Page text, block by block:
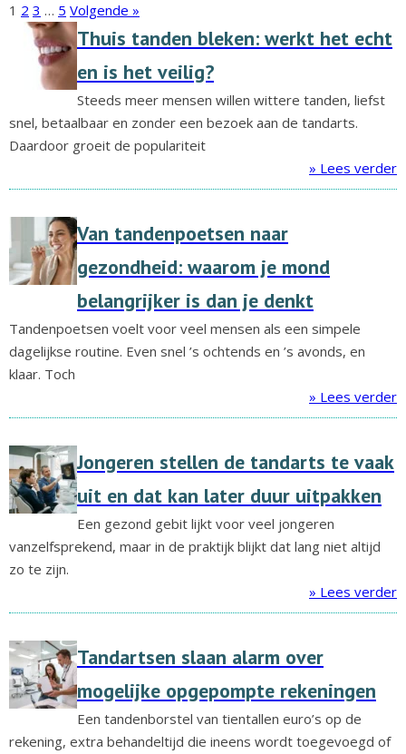
1 2 3 … 5 Volgende »
Thuis tanden bleken: werkt het echt
en is het veilig?
Steeds meer mensen willen wittere tanden, liefst
snel, betaalbaar en zonder een bezoek aan de tandarts.
Daardoor groeit de populariteit
» Lees verder
Van tandenpoetsen naar
gezondheid: waarom je mond
belangrijker is dan je denkt
Tandenpoetsen voelt voor veel mensen als een simpele
dagelijkse routine. Even snel ’s ochtends en ’s avonds, en
klaar. Toch
» Lees verder
Jongeren stellen de tandarts te vaak
uit en dat kan later duur uitpakken
Een gezond gebit lijkt voor veel jongeren
vanzelfsprekend, maar in de praktijk blijkt dat lang niet altijd
zo te zijn.
» Lees verder
Tandartsen slaan alarm over
mogelijke opgepompte rekeningen
Een tandenborstel van tientallen euro’s op de
rekening, extra behandeltijd die ineens wordt toegevoegd of